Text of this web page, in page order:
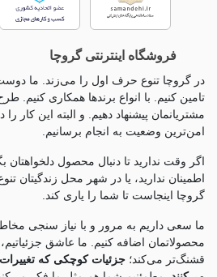
فروشگاه اینترنتی گروچا
در گروچا تنوع حرف اول را می‌زند. ما
تامین کنیم. با انواع برندها همکاری کنیم.
مشتریانمان پیشنهاد دهیم. و البته این کار
امن‌ترین وضعیت به انجام برسانیم.
اگر وقت ندارید تا دنبال محصول دلخواهتان
اطمینان ندارید، یا در شهر محل زندگیتان
گروچا اینجاست تا شما را یاری کند.
ما سعی داریم به مرور و با نیاز سنجی
محصولاتمان اضافه کنیم. ما عاشق
قشنگ‌تر می‌کند؛ جزئیات کوچکی که